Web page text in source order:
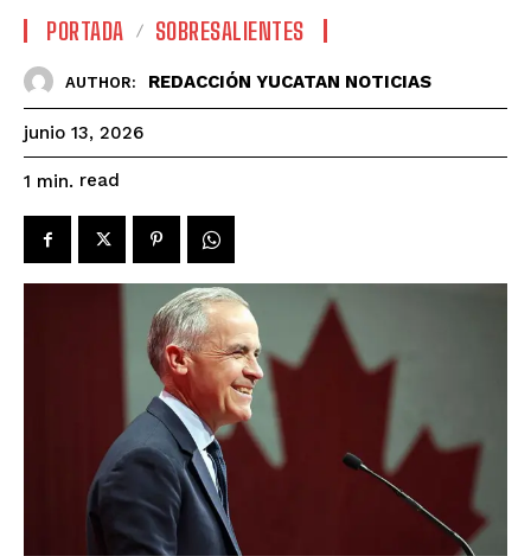
PORTADA SOBRESALIENTES
AUTHOR: REDACCIÓN YUCATAN NOTICIAS
junio 13, 2026
1 min. read